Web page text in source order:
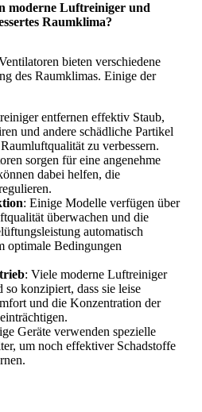
moderne Luftreiniger und
Raumklima?
bieten verschiedene
des Raumklimas. Einige der
entfernen effektiv Staub,
und andere schädliche Partikel
zu verbessern.
sorgen für eine angenehme
dabei helfen, die
: Einige Modelle verfügen über
überwachen und die
automatisch
optimale Bedingungen
: Viele moderne Luftreiniger
so konzipiert, dass sie leise
und die Konzentration der
Geräte verwenden spezielle
um noch effektiver Schadstoffe